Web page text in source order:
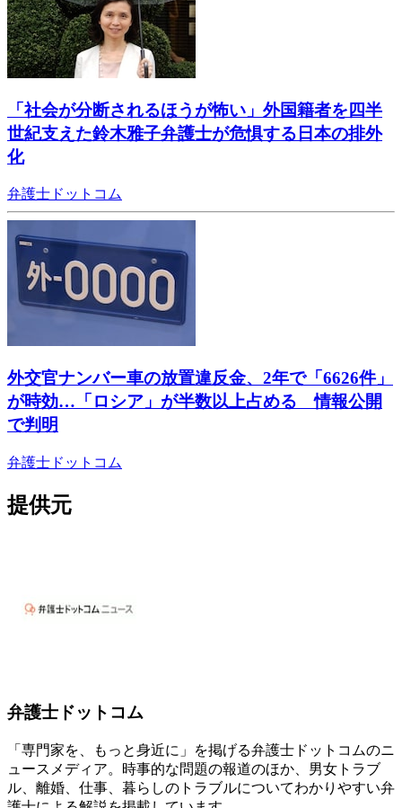
「社会が分断されるほうが怖い」外国籍者を四半
世紀支えた鈴木雅子弁護士が危惧する日本の排外
化
弁護士ドットコム
外交官ナンバー車の放置違反金、2年で「6626件」
が時効…「ロシア」が半数以上占める 情報公開
で判明
弁護士ドットコム
提供元
弁護士ドットコム
「専門家を、もっと身近に」を掲げる弁護士ドットコムのニ
ュースメディア。時事的な問題の報道のほか、男女トラブ
ル、離婚、仕事、暮らしのトラブルについてわかりやすい弁